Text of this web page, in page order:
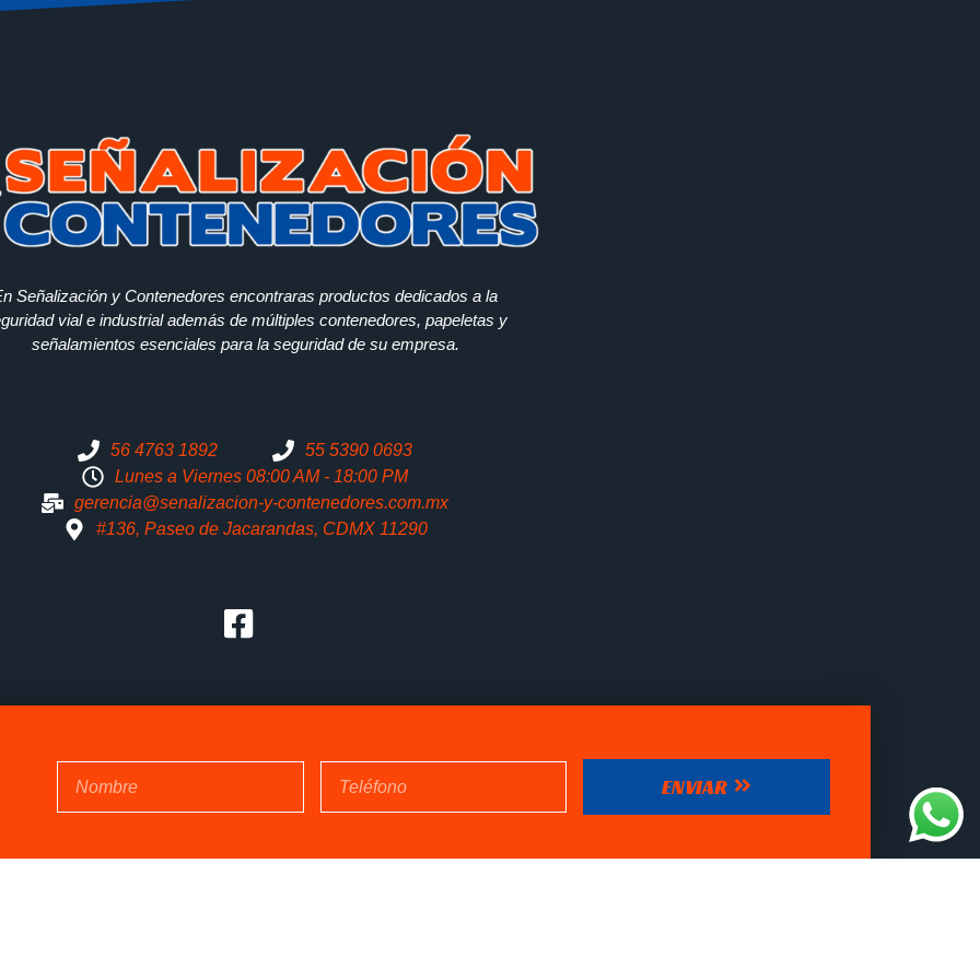
Señalización y Contenedores encontraras productos dedicados a la
vial e industrial además de múltiples contenedores, papeletas y
señalamientos esenciales para la seguridad de su empresa.
56 4763 1892
55 5390 0693
Lunes a Viernes 08:00 AM - 18:00 PM
gerencia@senalizacion-y-contenedores.com.mx
#136, Paseo de Jacarandas, CDMX 11290
ENVIAR